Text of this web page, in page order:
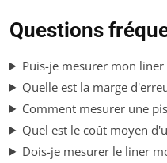
Questions
Puis-je mesurer mon liner
Quelle est la marge
Comment mesurer une
Quel est le coût moyen
Dois-je mesurer le liner